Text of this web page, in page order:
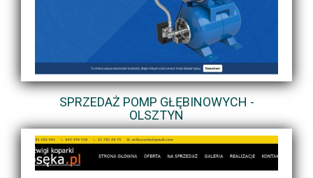
SPRZEDAŻ POMP GŁĘBINOWYCH -
OLSZTYN